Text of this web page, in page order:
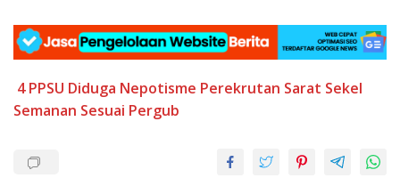
4 PPSU Diduga Nepotisme Perekrutan Sarat Sekel
Semanan Sesuai Pergub